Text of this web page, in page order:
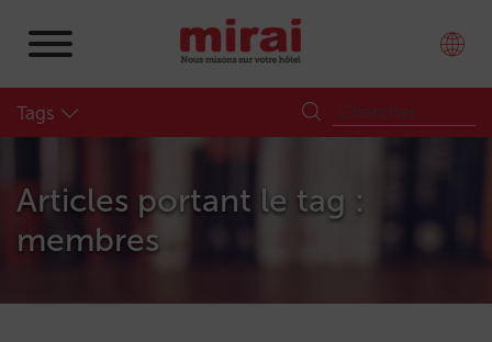
Tags
Articles portant le tag :
membres